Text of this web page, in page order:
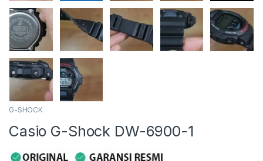
G-SHOCK
Casio G-Shock DW-6900-1